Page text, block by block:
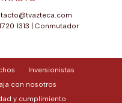
1313
Conmutador
Inversionistas
con nosotros
y cumplimiento